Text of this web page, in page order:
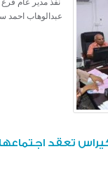
نفذ مدير عام فرع
عبدالوهاب احمد
تعقد